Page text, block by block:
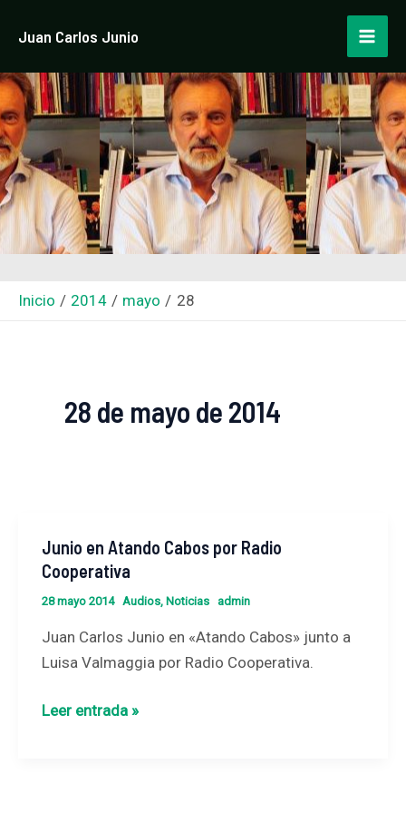
Juan Carlos Junio
Inicio 2014 mayo 28
28 de mayo de 2014
Junio en Atando Cabos por Radio
Cooperativa
28 mayo 2014 Audios, Noticias admin
Juan Carlos Junio en «Atando Cabos» junto a
Luisa Valmaggia por Radio Cooperativa.
Junio
en
Atando
Cooperativa
Leer entrada »